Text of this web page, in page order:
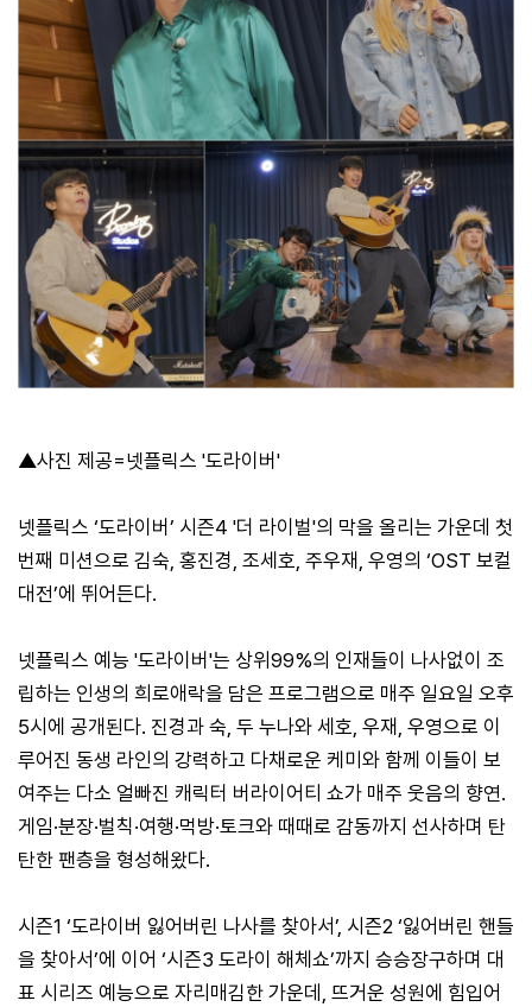
▲사진 제공=넷플릭스 '도라이버'
넷플릭스 ‘도라이버’ 시즌4 '더 라이벌'의 막을 올리는 가운데 첫
번째 미션으로 김숙, 홍진경, 조세호, 주우재, 우영의 ‘OST 보컬
대전’에 뛰어든다.
넷플릭스 예능 '도라이버'는 상위99%의 인재들이 나사없이 조
립하는 인생의 희로애락을 담은 프로그램으로 매주 일요일 오후
5시에 공개된다. 진경과 숙, 두 누나와 세호, 우재, 우영으로 이
루어진 동생 라인의 강력하고 다채로운 케미와 함께 이들이 보
여주는 다소 얼빠진 캐릭터 버라이어티 쇼가 매주 웃음의 향연.
게임·분장·벌칙·여행·먹방·토크와 때때로 감동까지 선사하며 탄
탄한 팬층을 형성해왔다.
시즌1 ‘도라이버 잃어버린 나사를 찾아서’, 시즌2 ‘잃어버린 핸들
을 찾아서’에 이어 ‘시즌3 도라이 해체쇼’까지 승승장구하며 대
표 시리즈 예능으로 자리매김한 가운데, 뜨거운 성원에 힘입어